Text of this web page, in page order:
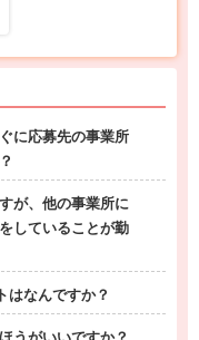
に応募先の事業所
が、他の事業所に
していることが勤
はなんですか？